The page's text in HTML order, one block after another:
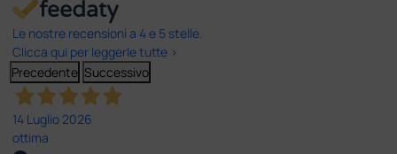
Le nostre recensioni a 4 e 5 stelle.
Clicca qui per leggerle tutte >
Precedente Successivo
14 Luglio 2026
ottima